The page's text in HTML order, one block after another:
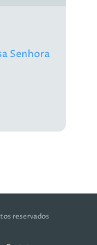
Senhora
reservados